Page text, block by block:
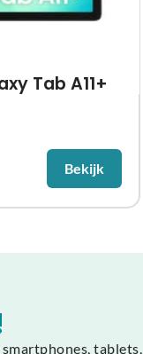
Tab A11+
Bekijk
tablets,